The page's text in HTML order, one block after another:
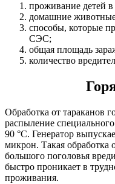
проживание детей
домашние
способы, которые
СЭC;
общая площадь
количество
Обработка от тараканов
распыление
90 °С. Генератор
микрон. Такая обработка
большого поголовья
быстро проникает в
проживания.